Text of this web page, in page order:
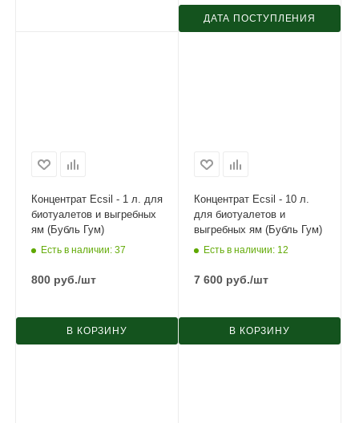
ДАТА ПОСТУПЛЕНИЯ
Концентрат Ecsil - 1 л. для
биотуалетов и выгребных
ям (Бубль Гум)
Есть в наличии: 37
800 руб./шт
В КОРЗИНУ
Концентрат Ecsil - 10 л.
для биотуалетов и
выгребных ям (Бубль Гум)
Есть в наличии: 12
7 600 руб./шт
В КОРЗИНУ